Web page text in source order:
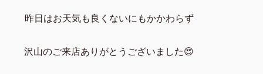
昨日はお天気も良くないにもかかわらず
沢山のご来店ありがとうございました😍